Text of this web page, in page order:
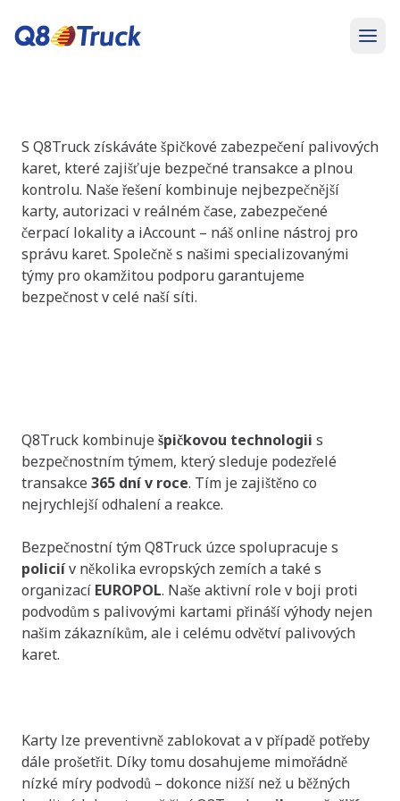
S Q8Truck získáváte špičkové zabezpečení palivových
karet, které zajišťuje bezpečné transakce a plnou
kontrolu. Naše řešení kombinuje nejbezpečnější
karty, autorizaci v reálném čase, zabezpečené
čerpací lokality a iAccount – náš online nástroj pro
správu karet. Společně s našimi specializovanými
týmy pro okamžitou podporu garantujeme
bezpečnost v celé naší síti.
Q8Truck kombinuješpičkovou technologii s
bezpečnostním týmem, který sleduje podezřelé
transakce365 dní v roce. Tím je zajištěno co
nejrychlejší odhalení a reakce.
Bezpečnostní tým Q8Truck úzce spolupracuje s
policiív několika evropských zemích a také s
organizací EUROPOL. Naše aktivní role v boji proti
podvodům s palivovými kartami přináší výhody nejen
našim zákazníkům, ale i celému odvětví palivových
karet.
Karty lze preventivně zablokovat a v případě potřeby
dále prošetřit. Díky tomu dosahujeme mimořádně
nízké míry podvodů – dokonce nižší než u běžných